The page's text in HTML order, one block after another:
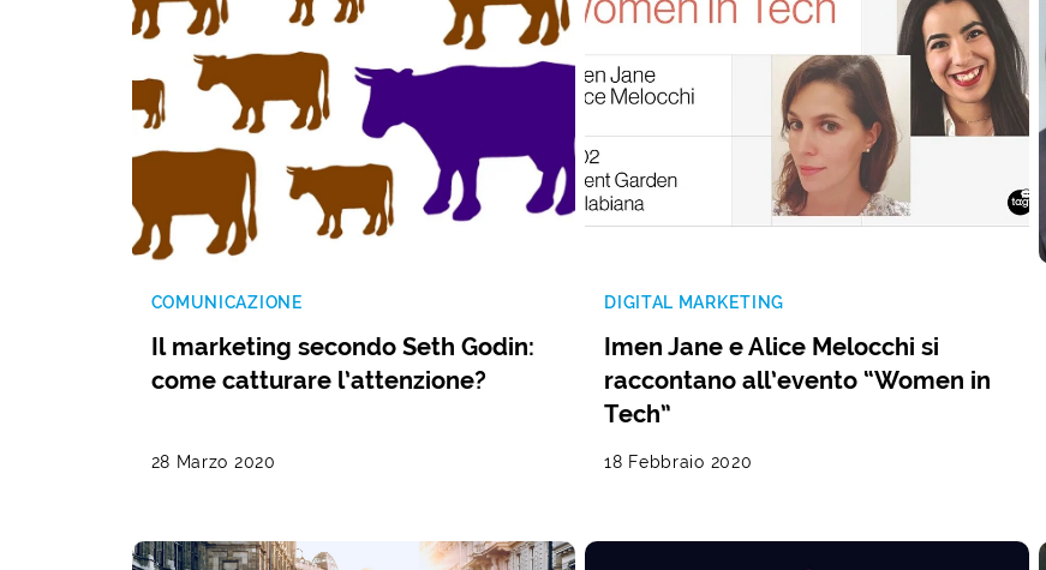
COMUNICAZIONE
Il marketing secondo Seth Godin:
come catturare l’attenzione?
28 Marzo 2020
DIGITAL MARKETING
Imen Jane e Alice Melocchi si
raccontano all’evento “Women in
Tech”
18 Febbraio 2020